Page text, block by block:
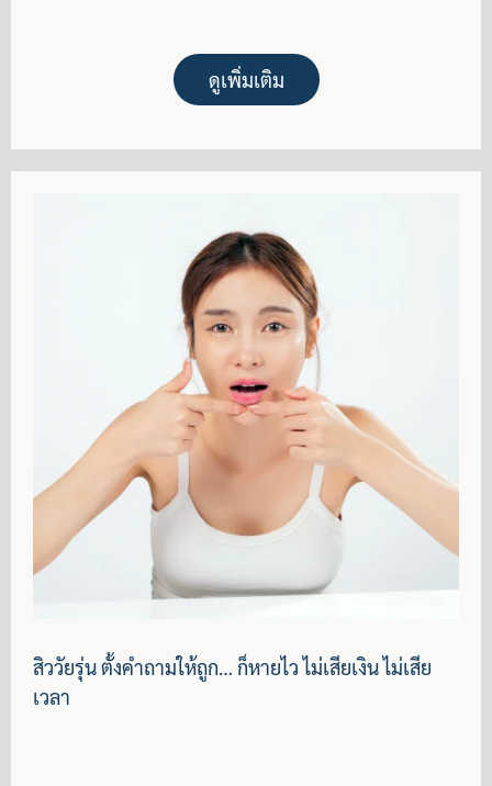
ดูเพิ่มเติม
สิววัยรุ่น ตั้งคำถามให้ถูก… ก็หายไว ไม่เสียเงิน ไม่เสีย
เวลา